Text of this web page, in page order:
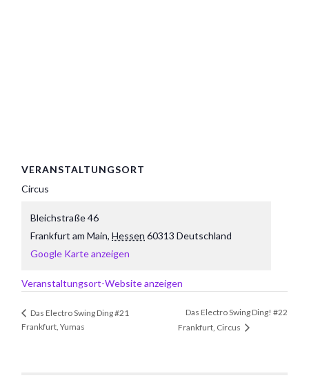
VERANSTALTUNGSORT
Circus
Bleichstraße 46
Frankfurt am Main, Hessen 60313 Deutschland
Google Karte anzeigen
Veranstaltungsort-Website anzeigen
Das Electro Swing Ding #21
Frankfurt, Yumas
Das Electro Swing Ding! #22
Frankfurt, Circus